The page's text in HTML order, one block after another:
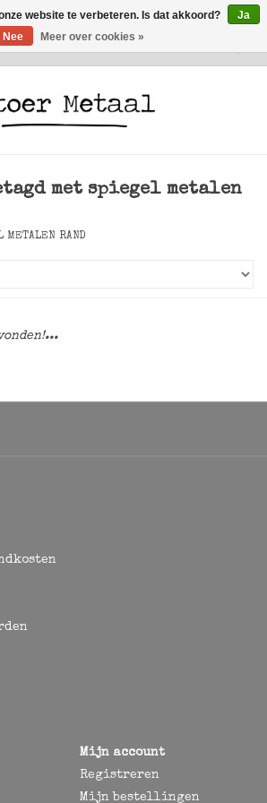
Klantenservice
met spiegel metalen
METALEN RAND
Mijn account
Registreren
Mijn bestellingen
website te verbeteren. Is dat akkoord?
Ja
Nee
Meer over cookies »